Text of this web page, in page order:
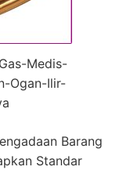
Medis-
Ogan-Ilir-
Barang
Standar